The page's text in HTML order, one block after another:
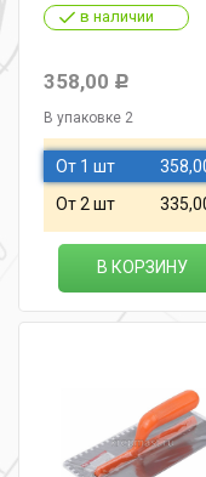
в наличии
358,00 Р
В упаковке 2
От 1 шт
От 2 шт
В КОРЗИНУ